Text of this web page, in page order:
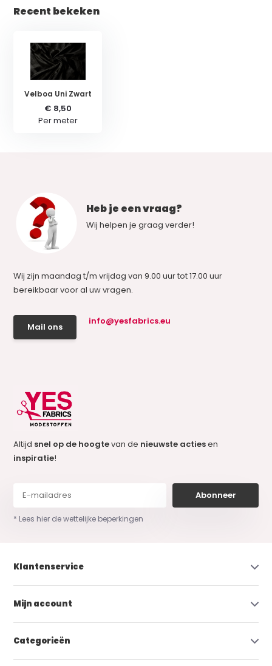
Recent bekeken
Velboa Uni Zwart
€ 8,50
Per meter
Heb je een vraag?
Wij helpen je graag verder!
Wij zijn maandag t/m vrijdag van 9.00 uur tot 17.00 uur
bereikbaar voor al uw vragen.
Mail ons
info@yesfabrics.eu
Altijd snel op de hoogtevan de nieuwste actiesen
inspiratie!
Abonneer
* Lees hier de wettelijke beperkingen
Klantenservice
Mijn account
Categorieën